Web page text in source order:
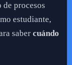
procesos
estudiante,
saber cuándo